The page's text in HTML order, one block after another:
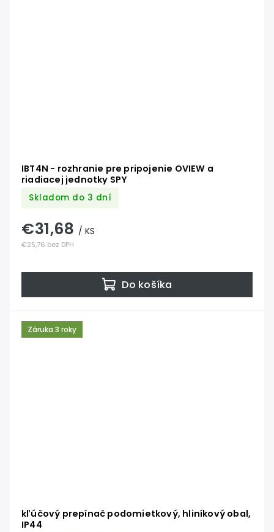
IBT4N - rozhranie pre pripojenie OVIEW a
riadiacej jednotky SPY
Skladom do 3 dní
€25,76 bez DPH
€31,68 / KS
Do košíka
Záruka 3 roky
kľúčový prepínač podomietkový, hliníkový obal,
IP44